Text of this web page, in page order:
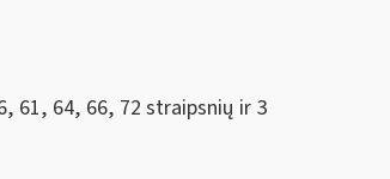
61, 64, 66, 72 straipsnių ir 3